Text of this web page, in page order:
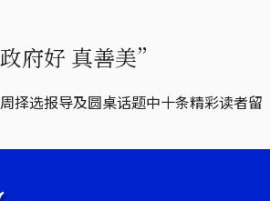
府好 真善美”
择选报导及圆桌话题中十条精彩读者留